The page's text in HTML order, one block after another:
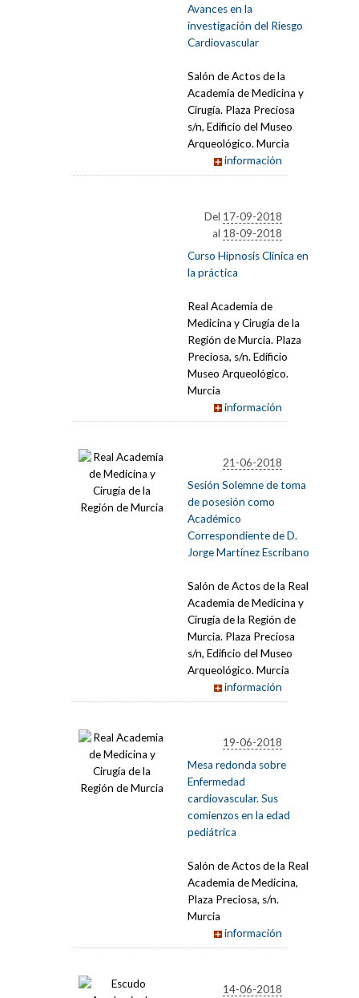
Avances en la
investigación del Riesgo
Cardiovascular
Salón de Actos de la
Academia de Medicina y
Cirugía. Plaza Preciosa
s/n, Edificio del Museo
Arqueológico. Murcia
información
Del 17-09-2018
al 18-09-2018
Curso Hipnosis Clínica en
la práctica
Real Academia de
Medicina y Cirugía de la
Región de Murcia. Plaza
Preciosa, s/n. Edificio
Museo Arqueológico.
Murcia
información
21-06-2018
Sesión Solemne de toma
de posesión como
Académico
Correspondiente de D.
Jorge Martínez Escribano
Salón de Actos de la Real
Academia de Medicina y
Cirugía de la Región de
Murcia. Plaza Preciosa
s/n, Edificio del Museo
Arqueológico. Murcia
información
19-06-2018
Mesa redonda sobre
Enfermedad
cardiovascular. Sus
comienzos en la edad
pediátrica
Salón de Actos de la Real
Academia de Medicina,
Plaza Preciosa, s/n.
Murcia
información
14-06-2018